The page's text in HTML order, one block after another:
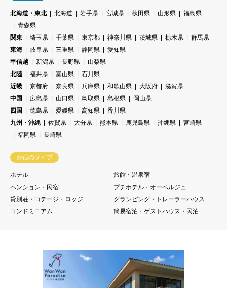
北海道・東北 北海道 岩手県 宮城県 秋田県 山形県
福島県
青森県
関東
埼玉県 千葉県 東京都 神奈川県 茨城県 栃木県
群馬県
東海
岐阜県 三重県 静岡県
愛知県
甲信越
新潟県 長野県
山梨県
北陸
福井県 富山県
石川県
近畿
京都府 奈良県 兵庫県 和歌山県 大阪府
滋賀県
中国
広島県 山口県 鳥取県 島根県
岡山県
四国
徳島県 愛媛県 高知県
香川県
九州・沖縄
佐賀県 大分県 熊本県 鹿児島県 沖縄県
宮崎県
福岡県
長崎県
お宿のタイプ
ホテル
旅館・温泉宿
ペンション・民宿
プチホテル・オーベルジュ
貸別荘・コテージ・ロッジ
グランピング・トレーラーハウス
コンドミニアム
簡易宿泊・ゲストハウス・民泊